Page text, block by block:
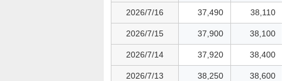
2026/7/16 37,490 38,110
2026/7/15 37,900 38,100
2026/7/14 37,920 38,400
2026/7/13 38,250 38,600